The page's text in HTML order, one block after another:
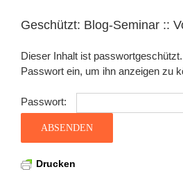
Geschützt: Blog-Seminar ::
Dieser Inhalt ist
Passwort ein, um ihn anzeigen zu
Passwort:
Drucken